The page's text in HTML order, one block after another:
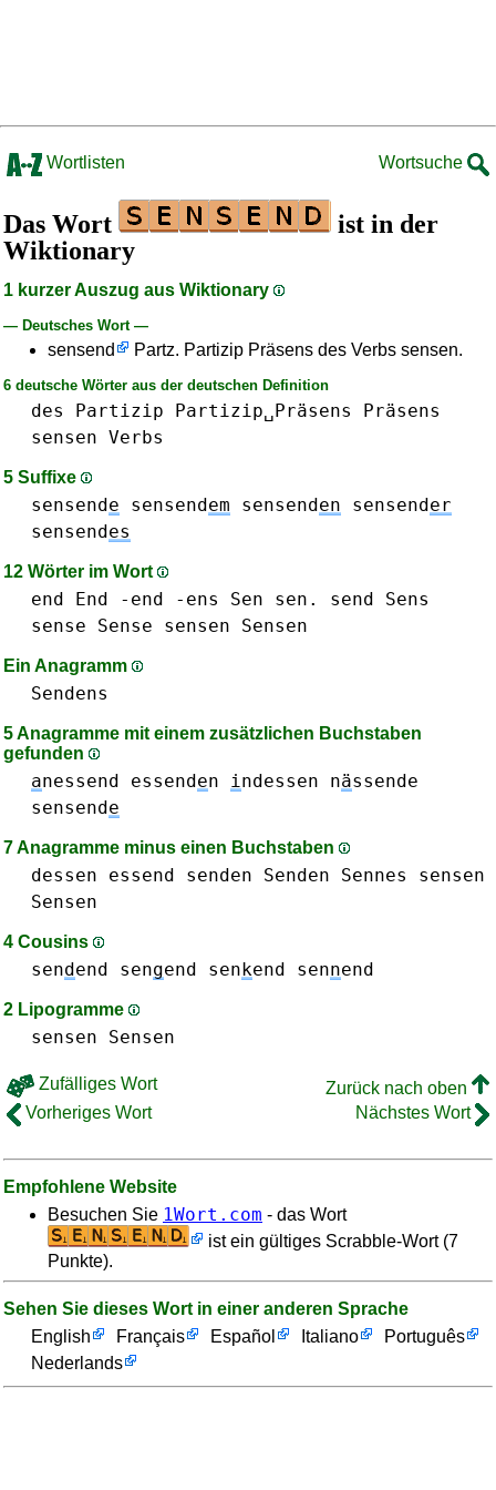
Wortlisten Wortsuche
Das Wort
ist in der
Wiktionary
1 kurzer Auszug aus Wiktionary
— Deutsches Wort —
sensend Partz. Partizip Präsens des Verbs sensen.
6 deutsche Wörter aus der deutschen Definition
des Partizip Partizip␣Präsens
Präsens
sensen Verbs
5 Suffixe
sensende sensendem sensenden sensender
sensendes
12 Wörter im Wort
end End -end -ens Sen sen. send
Sens
sense Sense
sensen Sensen
Ein Anagramm
Sendens
5 Anagramme mit einem zusätzlichen Buchstaben
gefunden
anessend essenden indessen nässende
sensende
7 Anagramme minus einen Buchstaben
dessen essend senden Senden Sennes
sensen
Sensen
4 Cousins
sendend sengend senkend sennend
2 Lipogramme
sensen Sensen
Zufälliges Wort
Zurück nach oben
Vorheriges Wort
Nächstes Wort
Empfohlene Website
Besuchen Sie 1Wort.com - das Wort
ist ein gültiges Scrabble-Wort (7
Punkte).
Sehen Sie dieses Wort in einer anderen Sprache
English
Français Español Italiano
Português
Nederlands